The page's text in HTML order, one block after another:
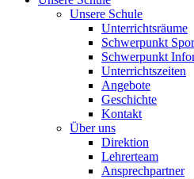
Unsere Schule
Unterrichtsräume
Schwerpunkt
Schwerpunkt
Unterrichtszeiten
Angebote
Geschichte
Kontakt
Über uns
Direktion
Lehrerteam
Ansprechpartner